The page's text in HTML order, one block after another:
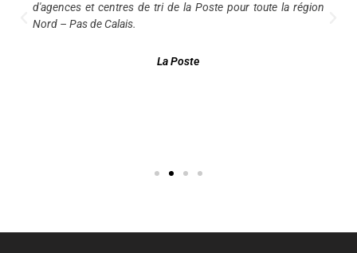
d'agences et centres de tri de la Poste pour toute la région
Nord – Pas de Calais.
La Poste